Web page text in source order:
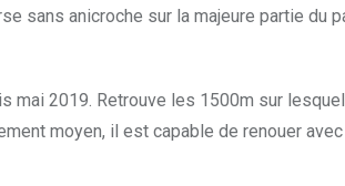
sans anicroche sur la majeure partie du
mai 2019. Retrouve les 1500m sur
moyen, il est capable de renouer avec